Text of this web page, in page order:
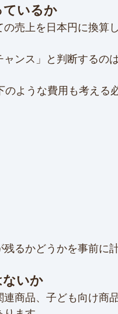
ているか
売上を日本円に換算
ンス」と判断するのは
ような費用も考える
るかどうかを事前に
いか
商品、子ども向け商